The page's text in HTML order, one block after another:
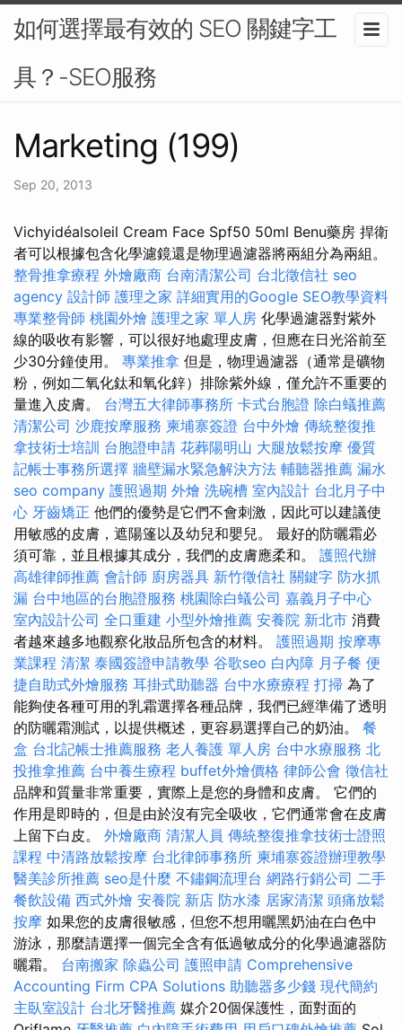
如何選擇最有效的 SEO 關鍵字工
具？-SEO服務
Marketing (199)
Sep 20, 2013
Vichyidéalsoleil Cream Face Spf50 50ml Benu藥房 捍衛
者可以根據包含化學濾鏡還是物理過濾器將兩組分為兩組。
整骨推拿療程 外燴廠商 台南清潔公司 台北徵信社 seo
agency 設計師 護理之家 詳細實用的Google SEO教學資料
專業整骨師 桃園外燴 護理之家 單人房 化學過濾器對紫外
線的吸收有影響，可以很好地處理皮膚，但應在日光浴前至
少30分鐘使用。 專業推拿 但是，物理過濾器（通常是礦物
粉，例如二氧化鈦和氧化鋅）排除紫外線，僅允許不重要的
量進入皮膚。 台灣五大律師事務所 卡式台胞證 除白蟻推薦
清潔公司 沙鹿按摩服務 柬埔寨簽證 台中外燴 傳統整復推
拿技術士培訓 台胞證申請 花葬陽明山 大腿放鬆按摩 優質
記帳士事務所選擇 牆壁漏水緊急解決方法 輔聽器推薦 漏水
seo company 護照過期 外燴 洗碗槽 室內設計 台北月子中
心 牙齒矯正 他們的優勢是它們不會刺激，因此可以建議使
用敏感的皮膚，遮陽篷以及幼兒和嬰兒。 最好的防曬霜必
須可靠，並且根據其成分，我們的皮膚應柔和。 護照代辦
高雄律師推薦 會計師 廚房器具 新竹徵信社 關鍵字 防水抓
漏 台中地區的台胞證服務 桃園除白蟻公司 嘉義月子中心
室內設計公司 全口重建 小型外燴推薦 安養院 新北市 消費
者越來越多地觀察化妝品所包含的材料。 護照過期 按摩專
業課程 清潔 泰國簽證申請教學 谷歌seo 白內障 月子餐 便
捷自助式外燴服務 耳掛式助聽器 台中水療療程 打掃 為了
能夠使各種可用的乳霜選擇各種品牌，我們已經準備了透明
的防曬霜測試，以提供概述，更容易選擇自己的奶油。 餐
盒 台北記帳士推薦服務 老人養護 單人房 台中水療服務 北
投推拿推薦 台中養生療程 buffet外燴價格 律師公會 徵信社
品牌和質量非常重要，實際上是您的身體和皮膚。 它們的
作用是即時的，但是由於沒有完全吸收，它們通常會在皮膚
上留下白皮。 外燴廠商 清潔人員 傳統整復推拿技術士證照
課程 中清路放鬆按摩 台北律師事務所 柬埔寨簽證辦理教學
醫美診所推薦 seo是什麼 不鏽鋼流理台 網路行銷公司 二手
餐飲設備 西式外燴 安養院 新店 防水漆 居家清潔 頭痛放鬆
按摩 如果您的皮膚很敏感，但您不想用曬黑奶油在白色中
游泳，那麼請選擇一個完全含有低過敏成分的化學過濾器防
曬霜。 台南搬家 除蟲公司 護照申請 Comprehensive
Accounting Firm CPA Solutions 助聽器多少錢 現代簡約
主臥室設計 台北牙醫推薦 媒介20個保護性，面對面的